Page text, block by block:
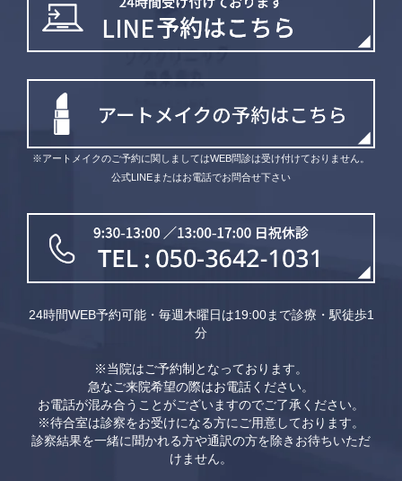
※アートメイクのご予約に関しましてはWEB問診は受け付けておりません。
公式LINEまたはお電話でお問合せ下さい
24時間WEB予約可能・毎週木曜日は19:00まで診療・駅徒歩1
分
※当院はご予約制となっております。
急なご来院希望の際はお電話ください。
お電話が混み合うことがございますのでご了承ください。
※待合室は診察をお受けになる方にご用意しております。
診察結果を一緒に聞かれる方や通訳の方を除きお待ちいただ
けません。